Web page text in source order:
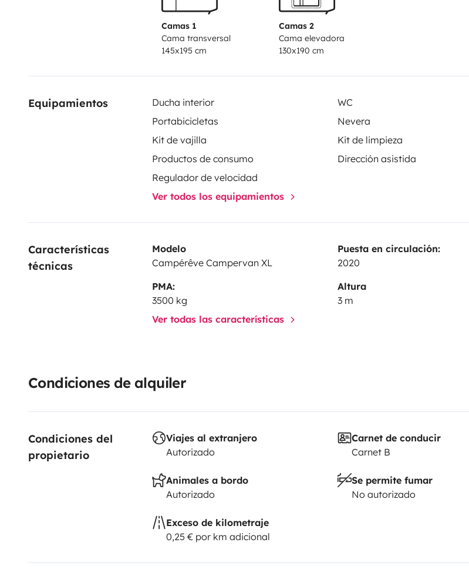
Camas 1
Cama transversal
145x195 cm
Camas 2
Cama elevadora
130x190 cm
Equipamientos Ducha interior
WC
Portabicicletas
Nevera
Kit de vajilla
Kit de limpieza
Productos de consumo
Dirección asistida
Regulador de velocidad
Ver todos los equipamientos
Características
técnicas
Modelo
Campérêve Campervan XL
Puesta en circulación:
2020
PMA:
3500 kg
Altura
3 m
Ver todas las características
Condiciones de alquiler
Condiciones del
propietario
Viajes al extranjero
Autorizado
Carnet de conducir
Carnet B
Animales a bordo
Autorizado
Se permite fumar
No autorizado
Exceso de kilometraje
0,25 € por km adicional